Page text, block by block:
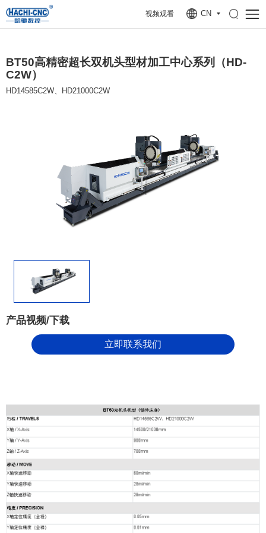
视频观看 CN
BT50高精密超长双机头型材加工中心系列（HD-
C2W）
HD14585C2W、HD21000C2W
产品视频/下载
立即联系我们